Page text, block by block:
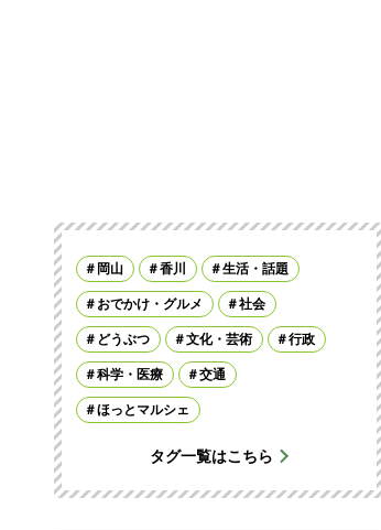
岡山 香川 生活・話題
おでかけ・グルメ 社会
どうぶつ 文化・芸術 行政
科学・医療 交通
ほっとマルシェ
タグ一覧はこちら